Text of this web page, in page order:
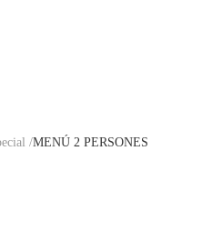
/MENÚ 2 PERSONES